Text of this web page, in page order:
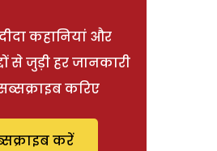
कहानियां और
से जुड़ी हर जानकारी
करिए
करें